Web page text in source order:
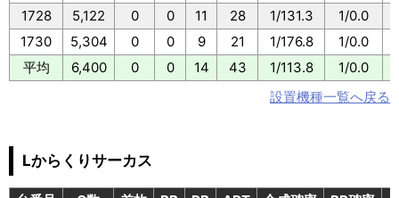
1728
5,122 0 0 11 28 1/131.3 1/0.0
1730
5,304 0 0 9 21 1/176.8 1/0.0
平均
6,400 0 0 14 43 1/113.8 1/0.0
設置機種一覧へ戻る
Lからくりサーカス